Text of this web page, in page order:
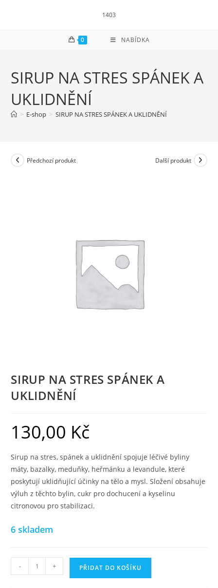
1403
0 NABÍDKA
SIRUP NA STRES SPÁNEK A
UKLIDNĚNÍ
> E-shop > SIRUP NA STRES SPÁNEK A UKLIDNĚNÍ
Předchozí produkt Další produkt
SIRUP NA STRES SPÁNEK A
UKLIDNĚNÍ
130,00 Kč
Sirup na stres, spánek a uklidnění spojuje léčivé byliny
máty, bazalky, meduňky, heřmánku a levandule, které
poskytují uklidňující účinky na tělo a mysl. Složení obsahuje
výluh z těchto bylin, cukr pro dochucení a kyselinu
citronovou pro stabilizaci.
6 skladem
NA
- + PŘIDAT DO KOŠÍKU